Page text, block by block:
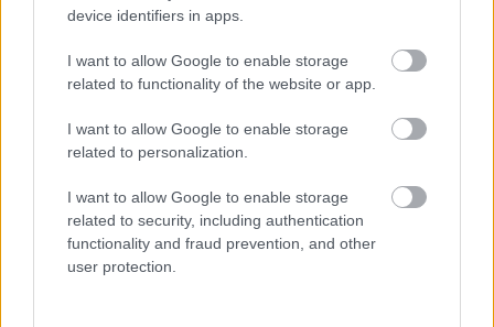
device identifiers in apps.
I want to allow Google to enable storage
related to functionality of the website or app.
I want to allow Google to enable storage
related to personalization.
I want to allow Google to enable storage
related to security, including authentication
functionality and fraud prevention, and other
user protection.
Διαβάζονται αυτή τη στιγμή
στοιχηματικές - Ποιος επισκέφθηκε τα
πυρόπληκτα ζωάκια - Το μισογεμάτο ποτήρι
του ΣΥΡΙΖΑ
Ποια είναι η (κυβερνητική) λίστα με τα μεγάλα